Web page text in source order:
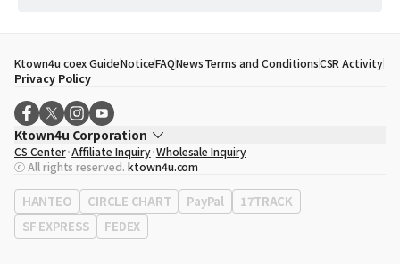
Ktown4u coex GuideNoticeFAQNewsTerms and ConditionsCSR Activity
Privacy Policy
Ktown4u Corporation
CEO
Song Hyo Min
Business Registration No. 120-87-71116
Office Address513, Yeongdong-daero, Gangnam-gu, Seoul, Republic of
Korea
CS Center Affiliate Inquiry Wholesale Inquiry
ⓒ All rights reserved. ktown4u.com
HANTEO CIRCLE CHART PayPal
17TRACK
SF EXPRESS
FEDEX